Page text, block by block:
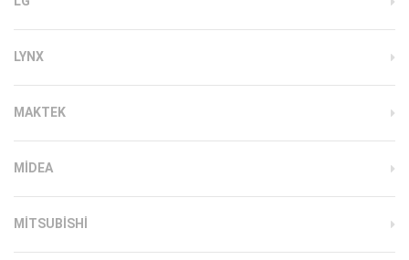
LYNX
MAKTEK
MIDEA
MITSUBISHI